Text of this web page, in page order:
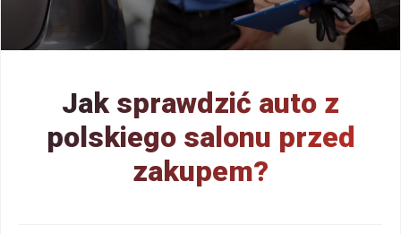
Jak sprawdzić auto z
polskiego salonu przed
zakupem?